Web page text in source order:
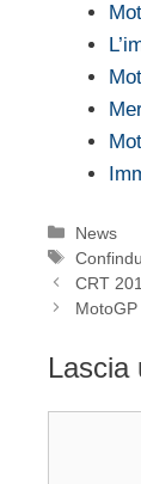
Categorie
News
Tag
CRT
Lascia